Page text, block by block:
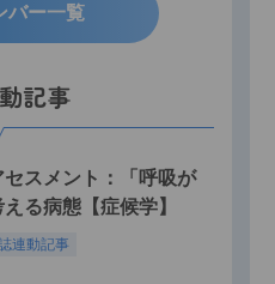
バー一覧
記事
セスメント：「呼吸が
る病態【症候学】
連動記事